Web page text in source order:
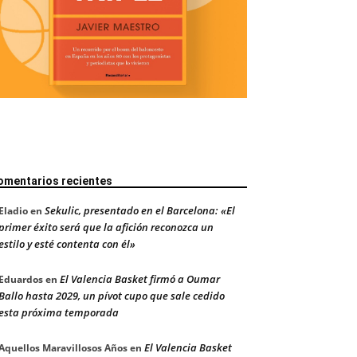
recientes
en Sekulic, presentado en el Barcelona: «El
éxito será que la afición reconozca un
y esté contenta con él»
en El Valencia Basket firmó a Oumar
hasta 2029, un pívot cupo que sale cedido
próxima temporada
Maravillosos Añosen El Valencia Basket